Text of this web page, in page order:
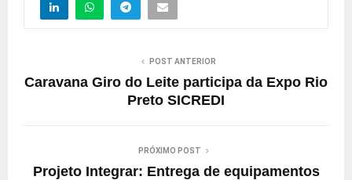
POST ANTERIOR
Caravana Giro do Leite participa da Expo Rio
Preto SICREDI
PRÓXIMO POST
Projeto Integrar: Entrega de equipamentos